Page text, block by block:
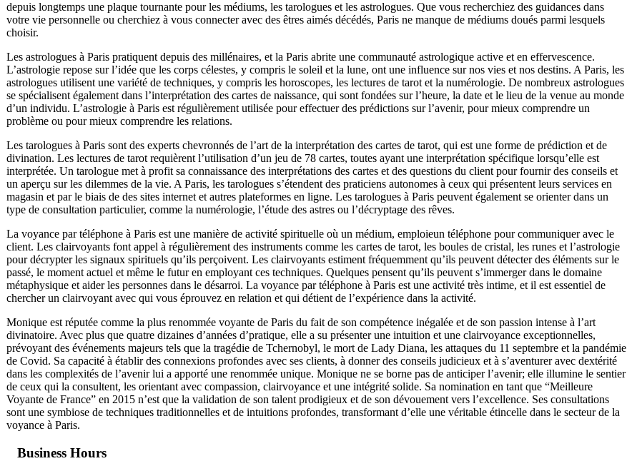
depuis longtemps une plaque tournante pour les médiums, les tarologues et les astrologues. Que vous recherchiez des guidances dans
votre vie personnelle ou cherchiez à vous connecter avec des êtres aimés décédés, Paris ne manque de médiums doués parmi lesquels
choisir.
Les astrologues à Paris pratiquent depuis des millénaires, et la Paris abrite une communauté astrologique active et en effervescence.
L’astrologie repose sur l’idée que les corps célestes, y compris le soleil et la lune, ont une influence sur nos vies et nos destins. A Paris, les
astrologues utilisent une variété de techniques, y compris les horoscopes, les lectures de tarot et la numérologie. De nombreux astrologues
se spécialisent également dans l’interprétation des cartes de naissance, qui sont fondées sur l’heure, la date et le lieu de la venue au monde
d’un individu. L’astrologie à Paris est régulièrement utilisée pour effectuer des prédictions sur l’avenir, pour mieux comprendre un
problème ou pour mieux comprendre les relations.
Les tarologues à Paris sont des experts chevronnés de l’art de la interprétation des cartes de tarot, qui est une forme de prédiction et de
divination. Les lectures de tarot requièrent l’utilisation d’un jeu de 78 cartes, toutes ayant une interprétation spécifique lorsqu’elle est
interprétée. Un tarologue met à profit sa connaissance des interprétations des cartes et des questions du client pour fournir des conseils et
un aperçu sur les dilemmes de la vie. A Paris, les tarologues s’étendent des praticiens autonomes à ceux qui présentent leurs services en
magasin et par le biais de des sites internet et autres plateformes en ligne. Les tarologues à Paris peuvent également se orienter dans un
type de consultation particulier, comme la numérologie, l’étude des astres ou l’décryptage des rêves.
La voyance par téléphone à Paris est une manière de activité spirituelle où un médium, emploieun téléphone pour communiquer avec le
client. Les clairvoyants font appel à régulièrement des instruments comme les cartes de tarot, les boules de cristal, les runes et l’astrologie
pour décrypter les signaux spirituels qu’ils perçoivent. Les clairvoyants estiment fréquemment qu’ils peuvent détecter des éléments sur le
passé, le moment actuel et même le futur en employant ces techniques. Quelques pensent qu’ils peuvent s’immerger dans le domaine
métaphysique et aider les personnes dans le désarroi. La voyance par téléphone à Paris est une activité très intime, et il est essentiel de
chercher un clairvoyant avec qui vous éprouvez en relation et qui détient de l’expérience dans la activité.
Monique est réputée comme la plus renommée voyante de Paris du fait de son compétence inégalée et de son passion intense à l’art
divinatoire. Avec plus que quatre dizaines d’années d’pratique, elle a su présenter une intuition et une clairvoyance exceptionnelles,
prévoyant des événements majeurs tels que la tragédie de Tchernobyl, le mort de Lady Diana, les attaques du 11 septembre et la pandémie
de Covid. Sa capacité à établir des connexions profondes avec ses clients, à donner des conseils judicieux et à s’aventurer avec dextérité
dans les complexités de l’avenir lui a apporté une renommée unique. Monique ne se borne pas de anticiper l’avenir; elle illumine le sentier
de ceux qui la consultent, les orientant avec compassion, clairvoyance et une intégrité solide. Sa nomination en tant que “Meilleure
Voyante de France” en 2015 n’est que la validation de son talent prodigieux et de son dévouement vers l’excellence. Ses consultations
sont une symbiose de techniques traditionnelles et de intuitions profondes, transformant d’elle une véritable étincelle dans le secteur de la
voyance à Paris.
Business Hours